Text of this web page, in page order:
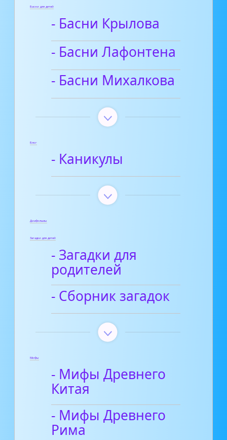
Басни для детей
- Басни Крылова
- Басни Лафонтена
- Басни Михалкова
Блог
- Каникулы
Диафильмы
Загадки для детей
- Загадки для
родителей
- Сборник загадок
Мифы
- Мифы Древнего
Китая
- Мифы Древнего
Рима